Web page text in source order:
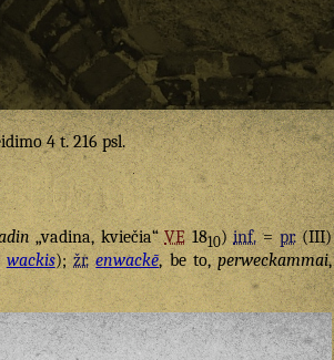
4 t. 216 psl.
„vadina, kviečia“VE1810)inf.=pr.(III)
wackis);žr. enwackē, be to,perweckammai,